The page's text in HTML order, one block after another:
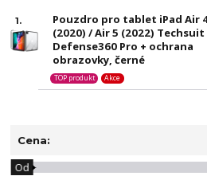
1.
Pouzdro pro tablet iPad Air
(2020) / Air 5 (2022) Techsuit
Defense360 Pro + ochrana
obrazovky, černé
TOP produkt Akce
Cena:
Od